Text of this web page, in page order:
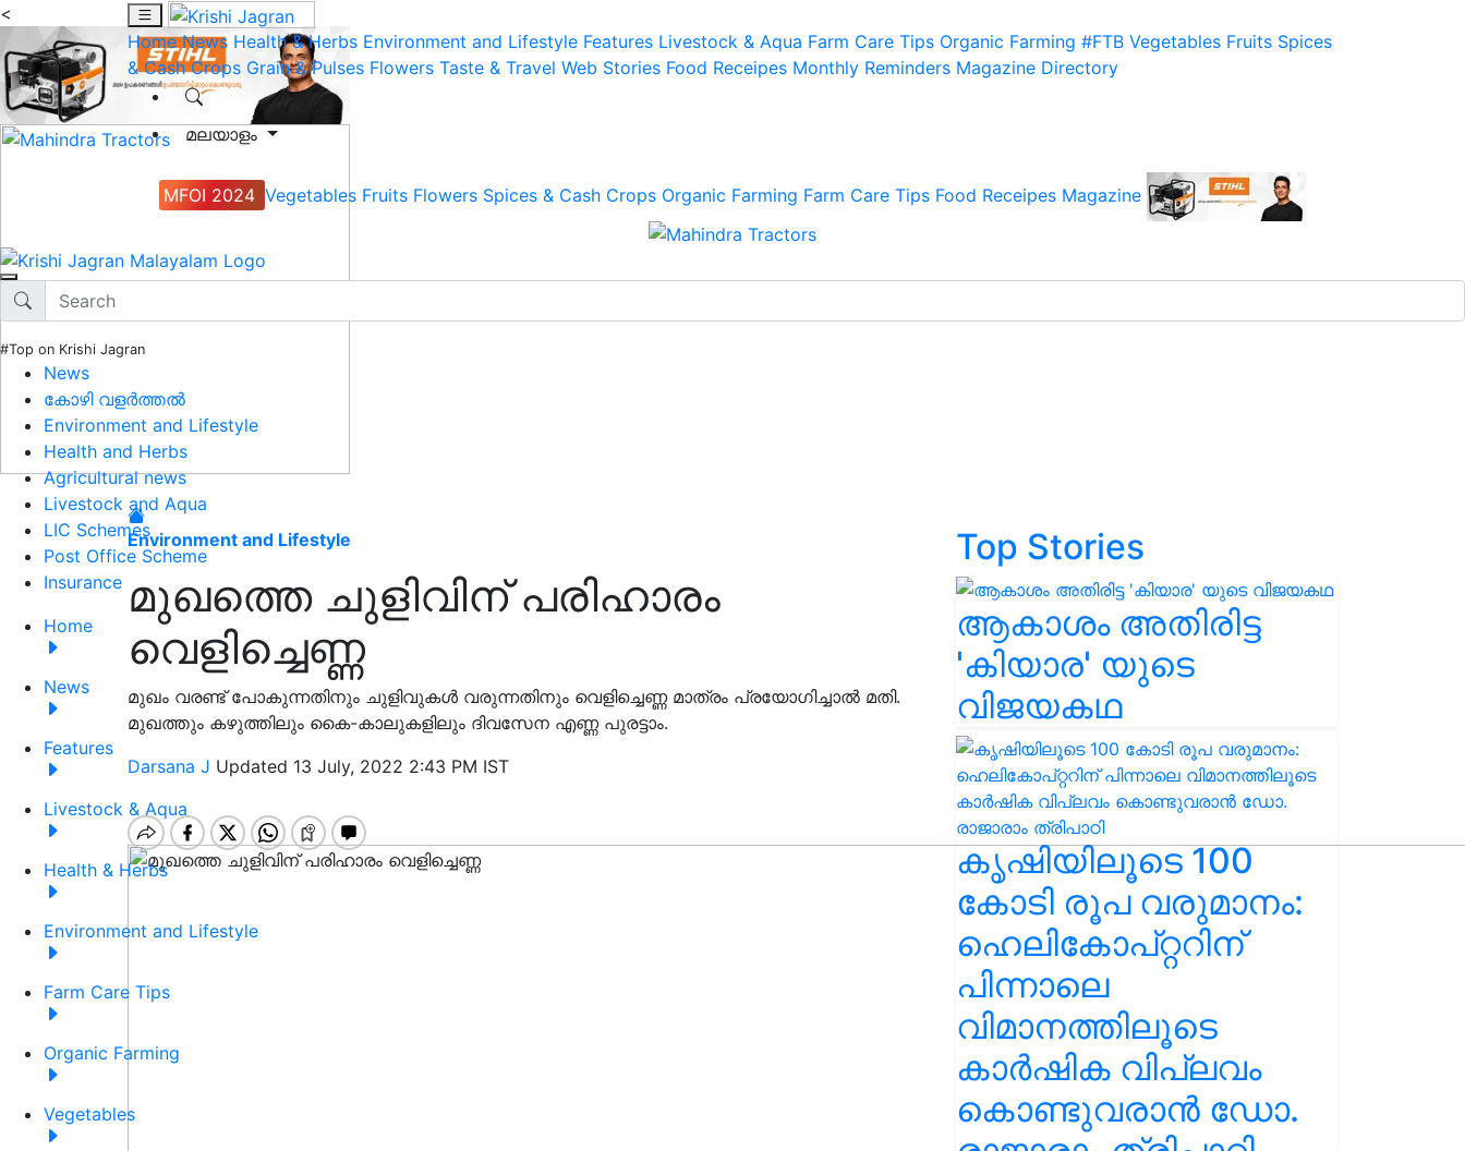
<
Home News Health & Herbs Environment and Lifestyle Features Livestock & Aqua Farm Care Tips Organic Farming #FTB Vegetables Fruits Spices
& Cash Crops Grain & Pulses Flowers Taste & Travel Web Stories Food Receipes Monthly Reminders Magazine Directory
മലയാളം
MFOI 2024 Vegetables Fruits Flowers Spices & Cash Crops Organic Farming Farm Care Tips Food Receipes Magazine
#Top on Krishi Jagran
News
കോഴി വളർത്തൽ
Environment and Lifestyle
Health and Herbs
Agricultural news
Livestock and Aqua
LIC Schemes
Post Office Scheme
Insurance
Home
News
Features
Livestock & Aqua
Health & Herbs
Environment and Lifestyle
Farm Care Tips
Organic Farming
Vegetables
Environment and Lifestyle
മുഖത്തെ ചുളിവിന് പരിഹാരം
വെളിച്ചെണ്ണ
മുഖം വരണ്ട് പോകുന്നതിനും ചുളിവുകൾ വരുന്നതിനും വെളിച്ചെണ്ണ മാത്രം പ്രയോഗിച്ചാൽ മതി.
മുഖത്തും കഴുത്തിലും കൈ-കാലുകളിലും ദിവസേന എണ്ണ പുരട്ടാം.
Darsana J Updated 13 July, 2022 2:43 PM IST
Top Stories
ആകാശം അതിരിട്ട
'കിയാര' യുടെ
വിജയകഥ
കൃഷിയിലൂടെ 100
കോടി രൂപ വരുമാനം:
ഹെലികോപ്റ്ററിന്
പിന്നാലെ
വിമാനത്തിലൂടെ
കാർഷിക വിപ്ലവം
കൊണ്ടുവരാൻ ഡോ.